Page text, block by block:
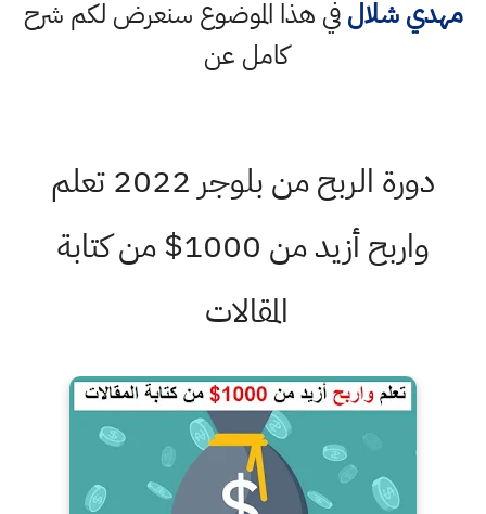
مهدي شلالفي هذا الموضوع سنعرض لكم شرح
كامل عن
دورة الربح من بلوجر 2022 تعلم
واربح أزيد من 1000$ من كتابة
المقالات